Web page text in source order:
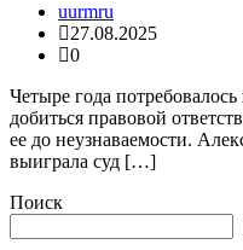
uurmru
27.08.2025
0
Четыре года
добиться правовой
ее до неузнаваемости.
выиграла суд […]
Поиск